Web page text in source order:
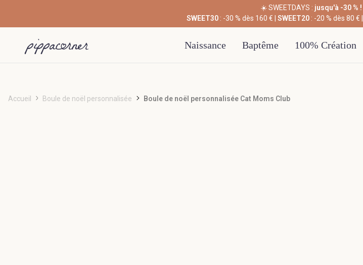
☀️ SWEETDAYS : jusqu'à -30 % !
SWEET30 : -30 % dès 160 € | SWEET20 : -20 % dès 80 € |
Naissance Baptême 100% Création
Accueil Boule de noël personnalisée Boule de noël personnalisée Cat Moms Club